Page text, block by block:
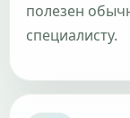
полезен
специалисту.